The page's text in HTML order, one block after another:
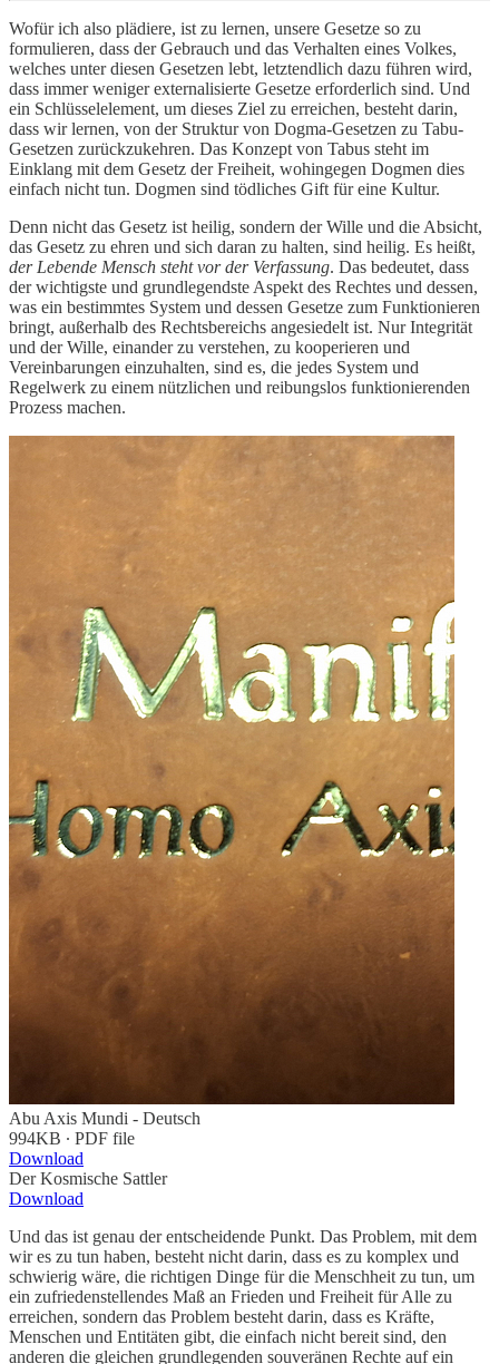
Wofür ich also plädiere, ist zu lernen, unsere Gesetze so zu
formulieren, dass der Gebrauch und das Verhalten eines Volkes,
welches unter diesen Gesetzen lebt, letztendlich dazu führen wird,
dass immer weniger externalisierte Gesetze erforderlich sind. Und
ein Schlüsselelement, um dieses Ziel zu erreichen, besteht darin,
dass wir lernen, von der Struktur von Dogma-Gesetzen zu Tabu-
Gesetzen zurückzukehren. Das Konzept von Tabus steht im
Einklang mit dem Gesetz der Freiheit, wohingegen Dogmen dies
einfach nicht tun. Dogmen sind tödliches Gift für eine Kultur.
Denn nicht das Gesetz ist heilig, sondern der Wille und die Absicht,
das Gesetz zu ehren und sich daran zu halten, sind heilig. Es heißt,
der Lebende Mensch steht vor der Verfassung. Das bedeutet, dass
der wichtigste und grundlegendste Aspekt des Rechtes und dessen,
was ein bestimmtes System und dessen Gesetze zum Funktionieren
bringt, außerhalb des Rechtsbereichs angesiedelt ist. Nur Integrität
und der Wille, einander zu verstehen, zu kooperieren und
Vereinbarungen einzuhalten, sind es, die jedes System und
Regelwerk zu einem nützlichen und reibungslos funktionierenden
Prozess machen.
Abu Axis Mundi - Deutsch
994KB ∙ PDF file
Download
Der Kosmische Sattler
Download
Und das ist genau der entscheidende Punkt. Das Problem, mit dem
wir es zu tun haben, besteht nicht darin, dass es zu komplex und
schwierig wäre, die richtigen Dinge für die Menschheit zu tun, um
ein zufriedenstellendes Maß an Frieden und Freiheit für Alle zu
erreichen, sondern das Problem besteht darin, dass es Kräfte,
Menschen und Entitäten gibt, die einfach nicht bereit sind, den
anderen die gleichen grundlegenden souveränen Rechte auf ein